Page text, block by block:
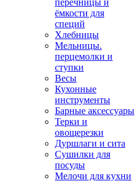
перечницы и
ёмкости для
специй
Хлебницы
Мельницы.
перцемолки и
ступки
Весы
Кухонные
инструменты
Барные аксессуары
Терки и
овощерезки
Дуршлаги и сита
Сушилки для
посуды
Мелочи для кухни